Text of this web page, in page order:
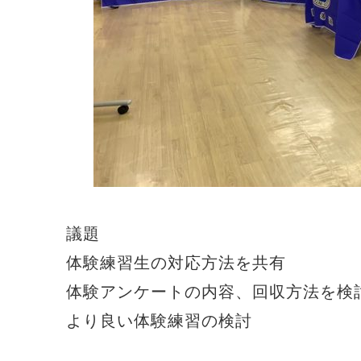
議題
体験練習生の対応方法を共有
体験アンケートの内容、回収方法を検
より良い体験練習の検討